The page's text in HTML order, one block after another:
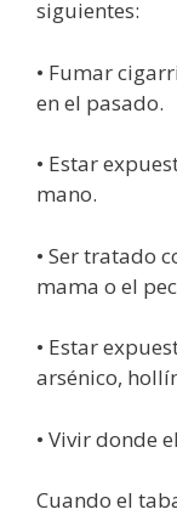
siguientes:
• Fumar
en el pasado.
• Estar
mano.
• Ser tratado
mama o el
• Estar
arsénico,
• Vivir donde
Cuando el